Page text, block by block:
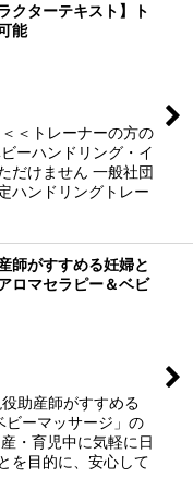
クターテキスト】ト
能
＜トレーナーの方の
ーハンドリング・イ
だけません 一般社団
ハンドリングトレー
師がすすめる妊婦と
ロマセラピー＆ベビ
助産師がすすめる
ビーマッサージ」の
・育児中に気軽に日
を目的に、安心して